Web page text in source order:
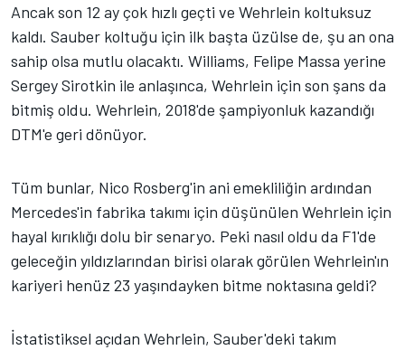
Ancak son 12 ay çok hızlı geçti ve Wehrlein koltuksuz
kaldı. Sauber koltuğu için ilk başta üzülse de, şu an ona
sahip olsa mutlu olacaktı. Williams, Felipe Massa yerine
Sergey Sirotkin ile anlaşınca, Wehrlein için son şans da
bitmiş oldu. Wehrlein, 2018'de şampiyonluk kazandığı
DTM'e geri dönüyor.
Tüm bunlar, Nico Rosberg'in ani emekliliğin ardından
Mercedes'in fabrika takımı için düşünülen Wehrlein için
hayal kırıklığı dolu bir senaryo. Peki nasıl oldu da F1'de
geleceğin yıldızlarından birisi olarak görülen Wehrlein'ın
kariyeri henüz 23 yaşındayken bitme noktasına geldi?
İstatistiksel açıdan Wehrlein, Sauber'deki takım